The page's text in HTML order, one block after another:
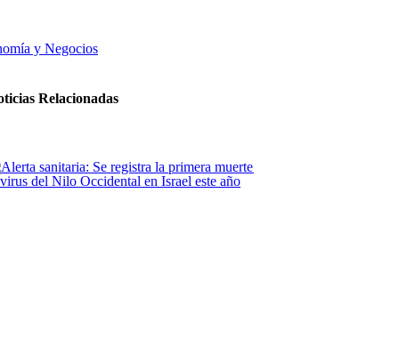
y Negocios
Relacionadas